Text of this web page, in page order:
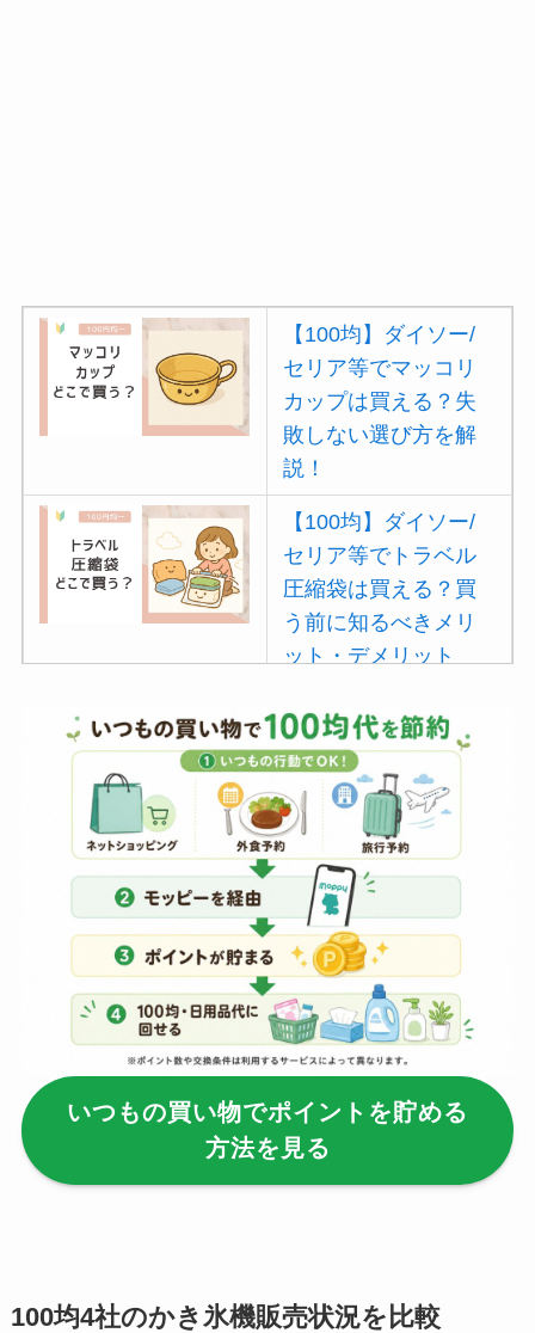
【100均】ダイソー/
セリア等でマッコリ
カップは買える？失
敗しない選び方を解
説！
【100均】ダイソー/
セリア等でトラベル
圧縮袋は買える？買
う前に知るべきメリ
ット・デメリット
【100均】ダイソー/
セリア等でポイズン
リムーバーは買え
る？使い方や選び方
を解説！
【100均】ダイソー/
セリア等でフロアラ
バーほうきは買え
る？選び方＆使い方
を徹底ガイド！
【100均】ダイソー/
セリア等でハンディ
ファンカバーは買え
【100均】ダイソー/
いつもの買い物でポイントを貯める
方法を見る
100均4社のかき氷機販売状況を比較